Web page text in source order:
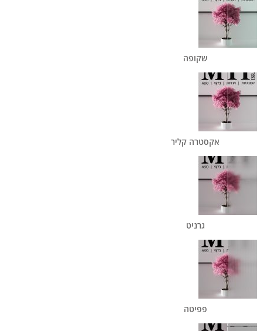
שקופה
אקסטרה קליר
גרניט
פפיטה